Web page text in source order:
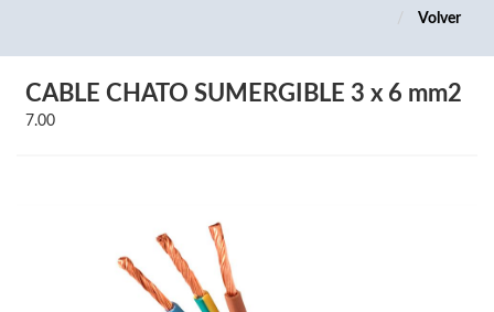
Volver
CABLE CHATO SUMERGIBLE 3 x 6 mm2
7.00